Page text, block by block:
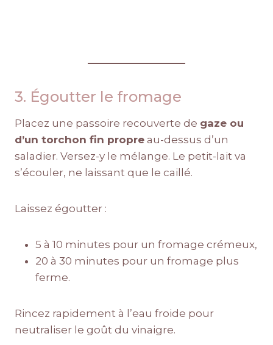
3. Égoutter le fromage
Placez une passoire recouverte de gaze ou
d’un torchon fin propre au-dessus d’un
saladier. Versez-y le mélange. Le petit-lait va
s’écouler, ne laissant que le caillé.
Laissez égoutter :
5 à 10 minutes pour un fromage crémeux,
20 à 30 minutes pour un fromage plus
ferme.
Rincez rapidement à l’eau froide pour
neutraliser le goût du vinaigre.